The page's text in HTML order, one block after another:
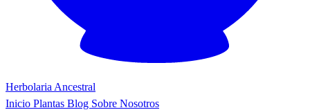
Herbolaria Ancestral
Inicio Plantas Blog Sobre Nosotros